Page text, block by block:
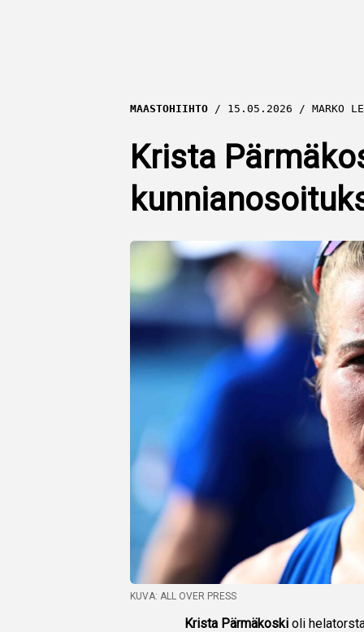
MAASTOHIIHTO 15.05.2026 MARKO
Krista
KUVA: ALL OVER PRESS
Krista Pärmäkoski oli